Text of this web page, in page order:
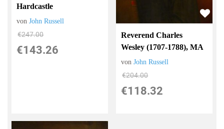
Hardcastle
vonJohn Russell
€247.00
€143.26
Reverend Charles
Wesley (1707-1788), MA
vonJohn Russell
€204.00
€118.32